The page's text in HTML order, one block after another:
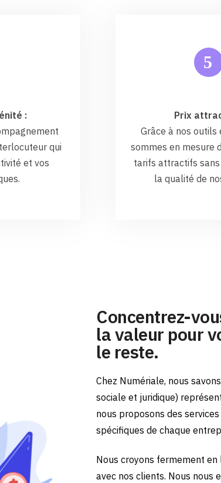
:
qui
et vos
5
Prix
Grâce à nos outils
sommes en mesure
tarifs attractifs
la qualité de
Concentrez-
la valeur pour
le reste.
Chez Numériale, nous
sociale et juridique)
nous proposons des
spécifiques de chaque
Nous croyons fermement
avec nos clients. Nous nous